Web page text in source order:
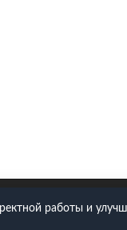
Телефон: 8(495)109-42-
работы и